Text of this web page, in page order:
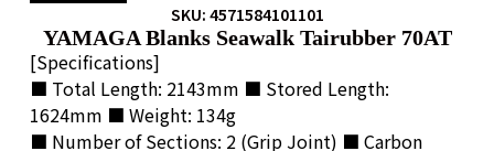
SKU: 4571584101101
YAMAGA Blanks Seawalk Tairubber 70AT
[Specifications]
■ Total Length: 2143mm ■ Stored Length:
1624mm ■ Weight: 134g
■ Number of Sections: 2 (Grip Joint) ■ Carbon